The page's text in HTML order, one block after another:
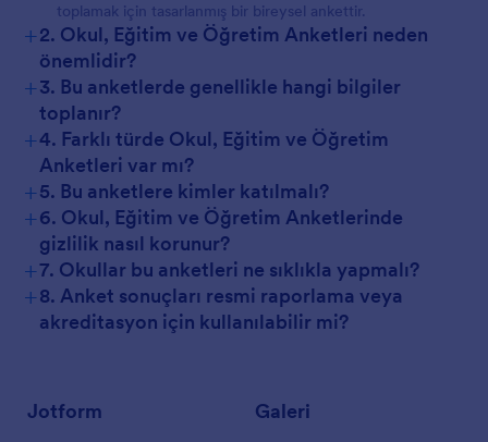
toplamak için tasarlanmış bir bireysel ankettir.
+2. Okul, Eğitim ve Öğretim Anketleri neden
önemlidir?
+3. Bu anketlerde genellikle hangi bilgiler
toplanır?
+4. Farklı türde Okul, Eğitim ve Öğretim
Anketleri var mı?
+5. Bu anketlere kimler katılmalı?
+6. Okul, Eğitim ve Öğretim Anketlerinde
gizlilik nasıl korunur?
+7. Okullar bu anketleri ne sıklıkla yapmalı?
+8. Anket sonuçları resmi raporlama veya
akreditasyon için kullanılabilir mi?
Jotform Galeri